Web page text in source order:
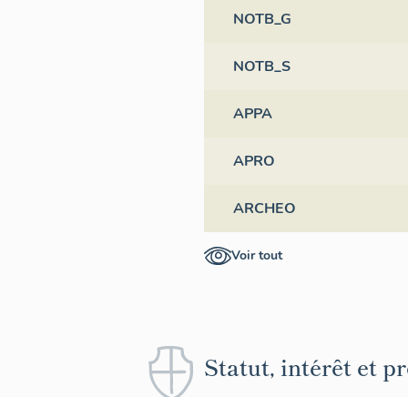
NOTB_G
NOTB_S
APPA
APRO
ARCHEO
Voir tout
Statut, intérêt et